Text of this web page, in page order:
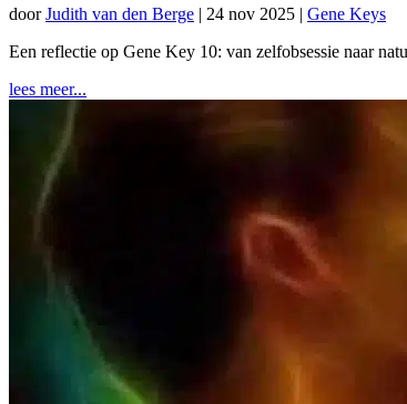
doorJudith van den Berge | 24 nov 2025 | Gene Keys
Een reflectie op Gene Key 10: van zelfobsessie naar
lees meer...